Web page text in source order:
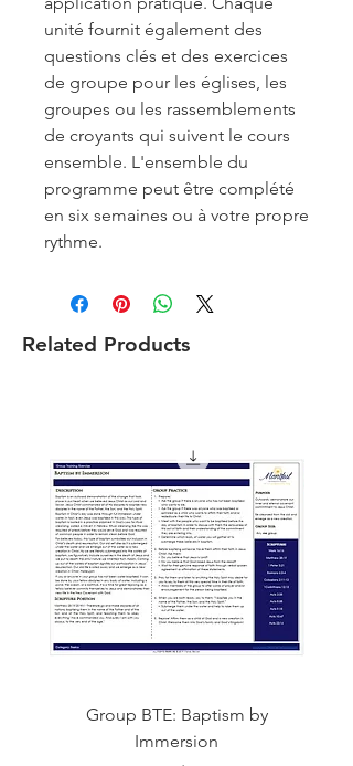
unité fournit également des
questions clés et des exercices
de groupe pour les églises, les
groupes ou les rassemblements
de croyants qui suivent le cours
ensemble. L'ensemble du
programme peut être complété
en six semaines ou à votre propre
rythme.
Related Products
Group BTE: Baptism by
Immersion